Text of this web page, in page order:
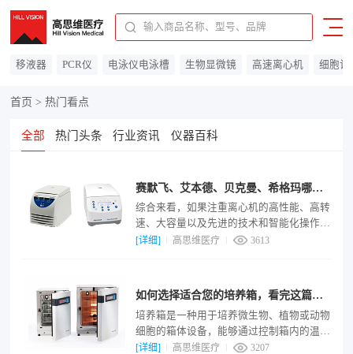
移液器 PCR仪 电泳仪电泳槽 生物显微镜 高速离心机 细胞计
首页 >热门看点
全部 热门头条 行业资讯 仪器百科
赛默飞、艾本德、贝克曼、希格玛哪个
品牌离心机做的好
综合来看，如果注重离心机的高性能、高转
速、大容量以及先进的技术和智能化操作等
方面，赛默飞可能是较好的选择；如果需要
品牌；对于有超速离心需求的用户，贝克曼
的超速离心机技术领先；而预算有限且对离
心机性能要求不是特别苛刻的情况下，希格
玛可以提供高性价比的选择。
[详细] 高思维医疗 3613
如何选择适合您的培养箱，看完这篇文
章就知道了
培养箱是一种用于培养微生物、植物或动物
细胞的箱体设备，能够通过控制箱内的温
度、湿度、光照、二氧化碳水平、酸碱度等
[详细] 高思维医疗 3207